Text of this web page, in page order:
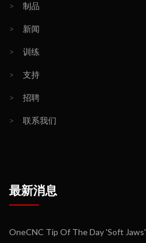
> 制品
> 新闻
> 训练
> 支持
> 招聘
> 联系我们
最新消息
OneCNC Tip Of The Day 'Soft Jaws'